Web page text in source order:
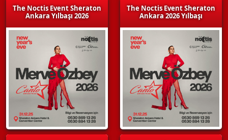
The Noctis Event Sheraton
Ankara Yılbaşı 2026
The Noctis Event Sheraton
Ankara 2026 Yılbaşı